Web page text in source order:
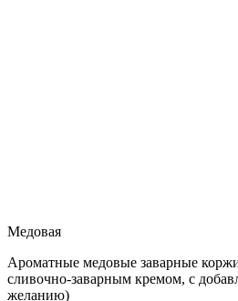
Медовая
Ароматные медовые заварные
сливочно-заварным кремом, с
желанию)